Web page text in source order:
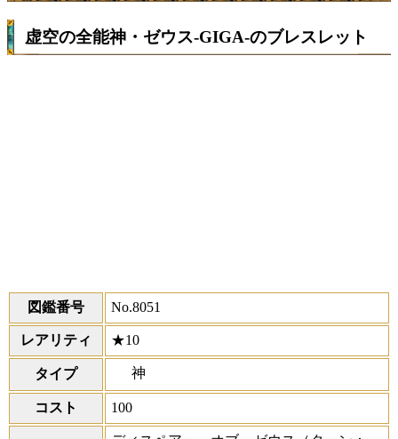
虚空の全能神・ゼウス-GIGA-のブレスレット
図鑑番号 No.8051
レアリティ ★10
タイプ 神
コスト 100